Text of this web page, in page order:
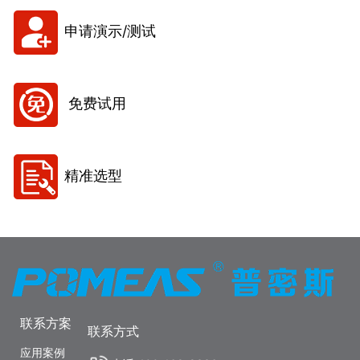
申请演示/测试
免费试用
精准选型
联系方案
应用案例
联系方式